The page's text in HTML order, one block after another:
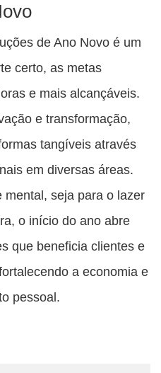
de Ano Novo é um
certo, as metas
e mais alcançáveis.
e transformação,
tangíveis através
em diversas áreas.
seja para o lazer
o início do ano abre
que beneficia clientes e
a economia e
pessoal.